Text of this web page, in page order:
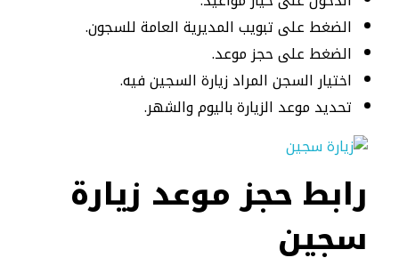
الضغط على تبويب المديرية العامة للسجون.
الضغط على حجز موعد.
اختيار السجن المراد زيارة السجين فيه.
تحديد موعد الزيارة باليوم والشهر.
رابط حجز موعد زيارة
سجين